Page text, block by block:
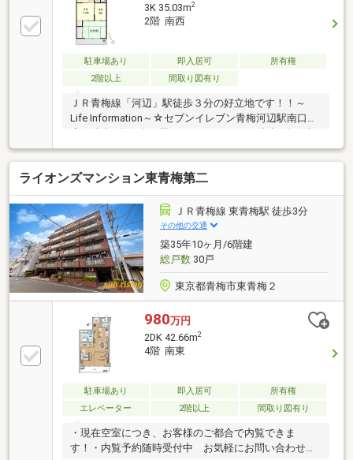
3K 35.03m2
2階 南西
駐車場あり 即入居可
所有権
2階以上
間取り図有り
ＪＲ青梅線「河辺」駅徒歩３分の好立地です！！～
Life Information～☆セブンイレブン青梅河辺駅南口
梅市立青梅総合医療センター：徒歩6分☆住友金属鉱
山アリーナ青梅：徒歩3分☆イオンスタイル河辺：徒
歩8分☆西友河辺店：徒歩8分☆青梅市中央図書館：徒
歩6分☆河辺保育園：徒歩5分☆青梅市立河辺小学校：
徒歩10分☆青梅市立霞台中学校：徒歩10分☆りそな銀
行河辺支店：徒歩6分
ライオンズマンション東青梅第二
ＪＲ青梅線 東青梅駅 徒歩3分
その他の交通
築35年10ヶ月/6階建
総戸数30戸
東京都青梅市東青梅２
980万円
2DK 42.66m2
4階 南東
駐車場あり 即入居可
所有権
エレベーター
2階以上 間取り図有り
・現在空室につき、お客様のご都合で内覧できま
す！・内覧予約随時受付中 お気軽にお問い合わせく